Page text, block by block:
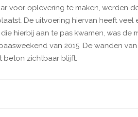
voor oplevering te maken, werden
De uitvoering hiervan heeft veel
hierbij aan te pas kwamen, was de
van 2015. De wanden
beton zichtbaar blijft.